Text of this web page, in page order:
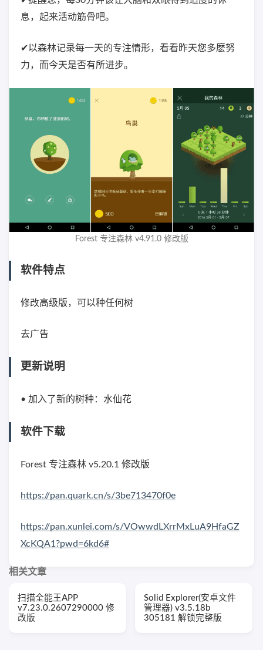
息，起来活动筋骨吧。
✔以森林记录每一天的专注情形，看看昨天您多麽努
力，而今天是否有所进步。
Forest 专注森林 v4.91.0 修改版
软件特点
修改高级版，可以种任何树
去广告
更新说明
• 加入了新的树种：水仙花
软件下载
Forest 专注森林 v5.20.1 修改版
https://pan.quark.cn/s/3be713470f0e
https://pan.xunlei.com/s/VOwwdLXrrMxLuA9HfaGZ
XcKQA1?pwd=6kd6#
相关文章
扫描全能王APP
v7.23.0.2607290000 修
改版
Solid Explorer(安卓文件
管理器) v3.5.18b
305181 解锁完整版